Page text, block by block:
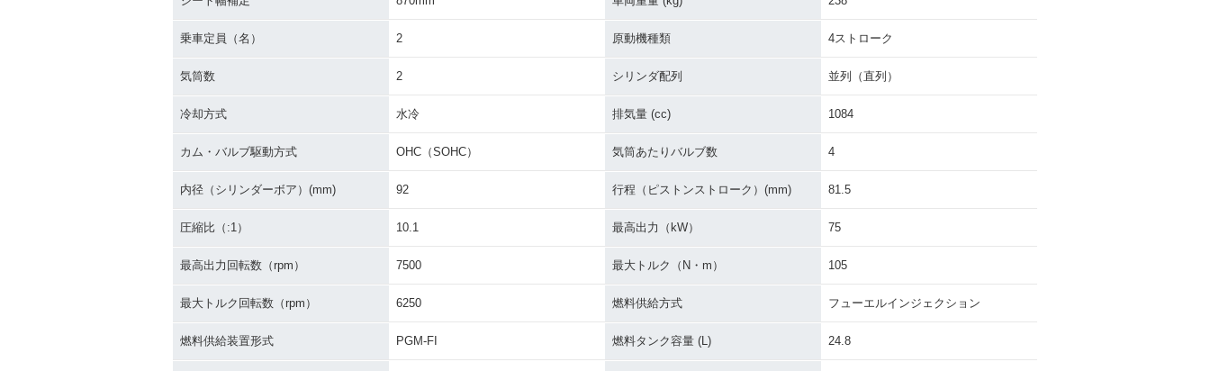
乗車定員（名） 2 原動機種類 4ストローク
気筒数 2 シリンダ配列 並列（直列）
冷却方式 水冷 排気量 (cc) 1084
カム・バルブ駆動方式 OHC（SOHC） 気筒あたりバルブ数 4
内径（シリンダーボア）(mm) 92 行程（ピストンストローク）(mm) 81.5
圧縮比（:1） 10.1 最高出力（kW） 75
最高出力回転数（rpm） 7500 最大トルク（N・m） 105
最大トルク回転数（rpm） 6250 燃料供給方式 フューエルインジェクション
燃料供給装置形式 PGM-FI 燃料タンク容量 (L) 24.8